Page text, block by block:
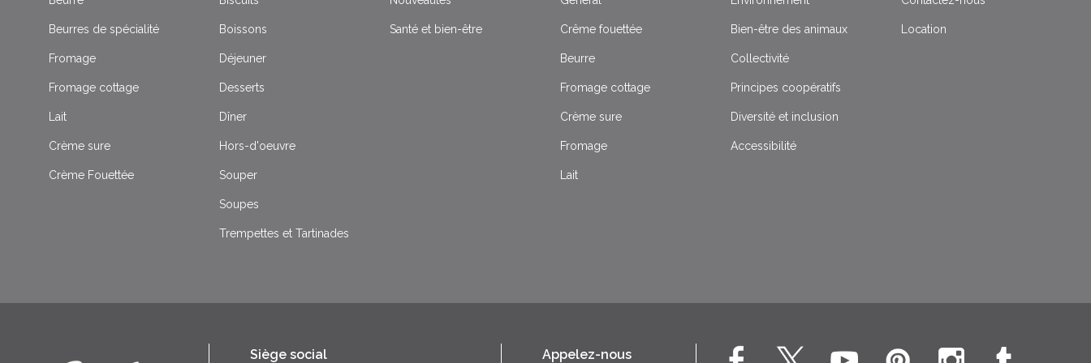
Beurres de spécialité
Fromage
Fromage cottage
Lait
Crème sure
Crème Fouettée
Boissons
Déjeuner
Desserts
Dîner
Hors-d'oeuvre
Souper
Soupes
Trempettes et Tartinades
Santé et bien-être Crême fouettée
Beurre
Fromage cottage
Crème sure
Fromage
Lait
Bien-être des animaux
Collectivité
Principes coopératifs
Diversité et inclusion
Accessibilité
Location
Siège social Appelez-nous